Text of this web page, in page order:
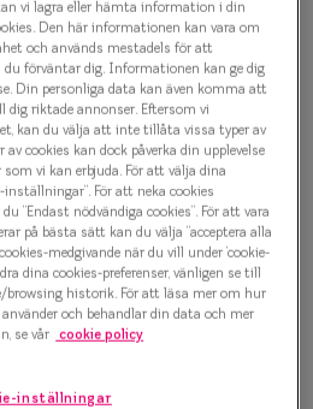
Olika
Taberg
0IY2390 C01
vi lagra eller hämta information i din
Den här informationen kan vara om
och används mestadels för att
du förväntar dig. Informationen kan ge dig
Din personliga data kan även komma att
riktade annonser. Eftersom vi
kan du välja att inte tillåta vissa typer av
cookies kan dock påverka din upplevelse
vi kan erbjuda. För att välja dina
inställningar”. För att neka cookies
”Endast nödvändiga cookies”. För att vara
på bästa sätt kan du välja ”acceptera alla
medgivande när du vill under ’cookie-
dina cookies-preferenser, vänligen se till
historik. För att läsa mer om hur
och behandlar din data och mer
se vår cookie policy
inställningar